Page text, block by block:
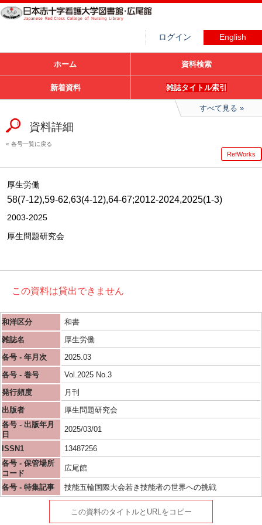
ログイン English
ホーム 資料検索
新着資料 雑誌タイトル索引
すべて見る
資料詳細
各号一覧に戻る
RefWorks
厚生労働
58(7-12),59-62,63(4-12),64-67;2012-2024,2025(1-3)
2003-2025
厚生問題研究会
この資料は貸出できません
和洋区分
和書
雑誌名
厚生労働
各号 - 年月次
2025.03
各号 - 巻号
Vol.2025 No.3
発行頻度
月刊
出版者
厚生問題研究会
各号 - 出版年月
日
2025/03/01
ISSN1
13487256
各号 - 保管場所
コード
広尾館
各号 - 特集記事 技能五輪国際大会若き技能者の世界への挑戦
この資料のタイトルとURLをコピー